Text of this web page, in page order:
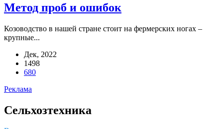
Метод проб и ошибок
Козо­вод­ство в нашей стране сто­ит на фер­мер­ских ногах –
круп­ные...
Дек, 2022
1498
680
Реклама
Сельхозтехника